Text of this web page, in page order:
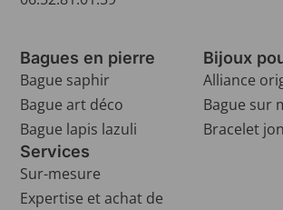
Bagues en pierre
Bague saphir
Bague art déco
Bague lapis lazuli
Bijoux
Alliance
Bague sur
Bracelet
Services
Sur-mesure
Expertise et achat de